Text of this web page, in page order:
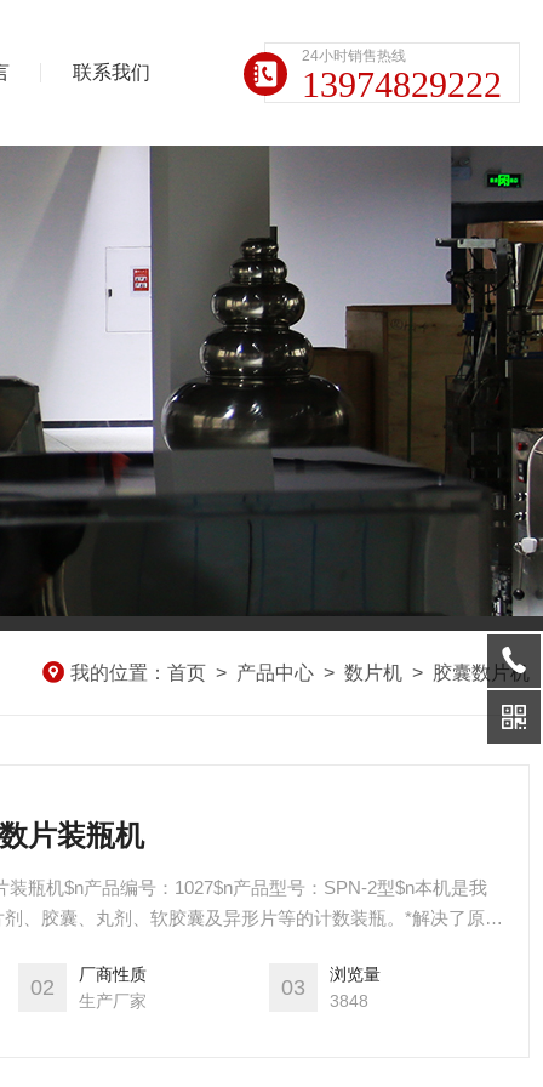
联系我们
24小时销售热线
13974829222
我的位置： 首页 > 产品中心 > 数片机 > 胶囊数片机
片装瓶机
瓶机$n产品编号：1027$n产品型号：SPN-2型$n本机是我
、胶囊、丸剂、软胶囊及异形片等的计数装瓶。*解决了原来
02
厂商性质
生产厂家
03
浏览量
3848